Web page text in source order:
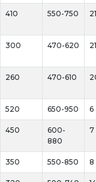
410 550-750 21
300 470-620 21
260 470-610
520 650-950 6
450
600-
880
7
350 550-850 8